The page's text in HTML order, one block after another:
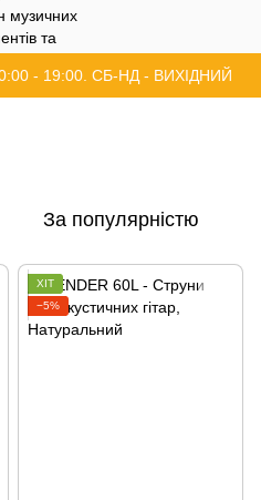
- 19:00. СБ-НД - ВИХІДНИЙ
За популярністю
ХІТ
−5%